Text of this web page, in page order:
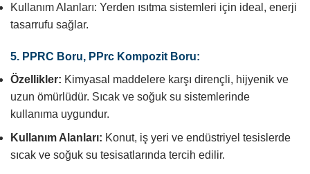
Kullanım Alanları: Yerden ısıtma sistemleri için ideal, enerji
tasarrufu sağlar.
5. PPRC Boru, PPrc Kompozit Boru:
Özellikler: Kimyasal maddelere karşı dirençli, hijyenik ve
uzun ömürlüdür. Sıcak ve soğuk su sistemlerinde
kullanıma uygundur.
Kullanım Alanları: Konut, iş yeri ve endüstriyel tesislerde
sıcak ve soğuk su tesisatlarında tercih edilir.